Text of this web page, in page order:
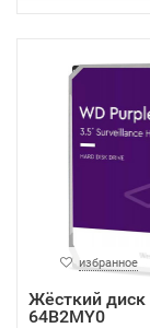
избранное
Жёсткий диск
64B2MY0